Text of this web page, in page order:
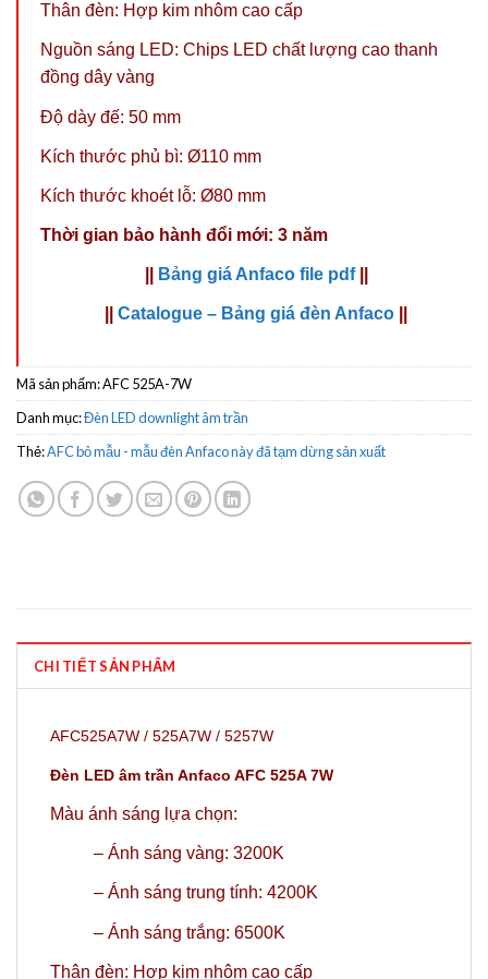
Thân đèn: Hợp kim nhôm cao cấp
Nguồn sáng LED: Chips LED chất lượng cao thanh
đồng dây vàng
Độ dày đế: 50 mm
Kích thước phủ bì: Ø110 mm
Kích thước khoét lỗ: Ø80 mm
Thời gian bảo hành đổi mới: 3 năm
Bảng giá Anfaco file pdf
Catalogue – Bảng giá đèn Anfaco
Mã sản phẩm:AFC 525A-7W
Danh mục:Đèn LED downlight âm trần
Thẻ:AFC bỏ mẫu - mẫu đèn Anfaco này đã tạm dừng sản xuất
CHI TIẾT SẢN PHẨM
AFC525A7W / 525A7W / 5257W
Đèn LED âm trần Anfaco AFC 525A 7W
Màu ánh sáng lựa chọn:
– Ánh sáng vàng: 3200K
– Ánh sáng trung tính: 4200K
– Ánh sáng trắng: 6500K
Thân đèn: Hợp kim nhôm cao cấp